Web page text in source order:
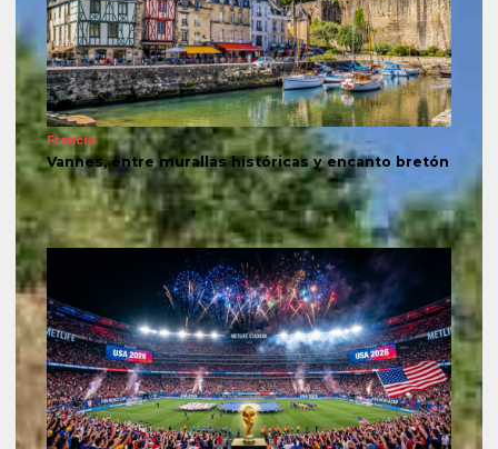
Francia
Vannes, entre murallas históricas y encanto bretón